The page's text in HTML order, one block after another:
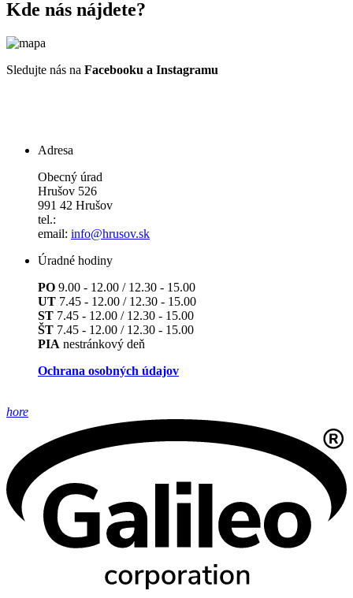
Kde nás nájdete?
Sledujte nás na Facebooku a Instagramu
Adresa
Obecný úrad
Hrušov 526
991 42 Hrušov
tel.:
email: info@hrusov.sk
Úradné hodiny
PO 9.00 - 12.00 / 12.30 - 15.00
UT 7.45 - 12.00 / 12.30 - 15.00
ST 7.45 - 12.00 / 12.30 - 15.00
ŠT 7.45 - 12.00 / 12.30 - 15.00
PIA nestránkový deň
Ochrana osobných údajov
hore